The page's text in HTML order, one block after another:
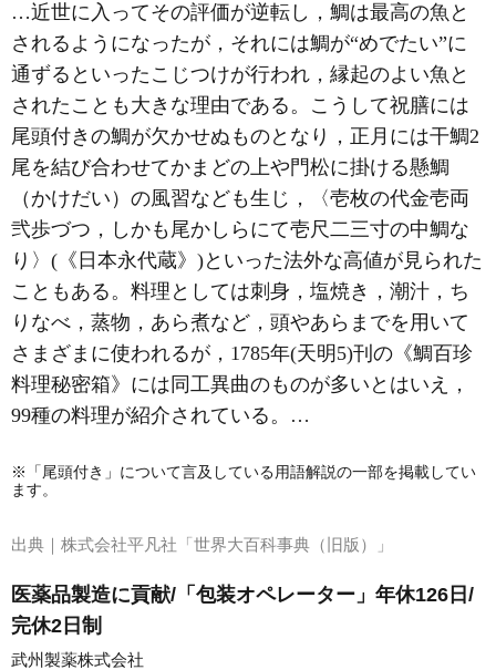
…近世に入ってその評価が逆転し，鯛は最高の魚と
されるようになったが，それには鯛が“めでたい”に
通ずるといったこじつけが行われ，縁起のよい魚と
されたことも大きな理由である。こうして祝膳には
尾頭付きの鯛が欠かせぬものとなり，正月には干鯛2
尾を結び合わせてかまどの上や門松に掛ける懸鯛
（かけだい）の風習なども生じ，〈壱枚の代金壱両
弐歩づつ，しかも尾かしらにて壱尺二三寸の中鯛な
り〉(《日本永代蔵》)といった法外な高値が見られた
こともある。料理としては刺身，塩焼き，潮汁，ち
りなべ，蒸物，あら煮など，頭やあらまでを用いて
さまざまに使われるが，1785年(天明5)刊の《鯛百珍
料理秘密箱》には同工異曲のものが多いとはいえ，
99種の料理が紹介されている。…
※「尾頭付き」について言及している用語解説の一部を掲載してい
ます。
出典｜ 株式会社平凡社「世界大百科事典（旧版）」
医薬品製造に貢献/「包装オペレーター」年休126日/
完休2日制
武州製薬株式会社